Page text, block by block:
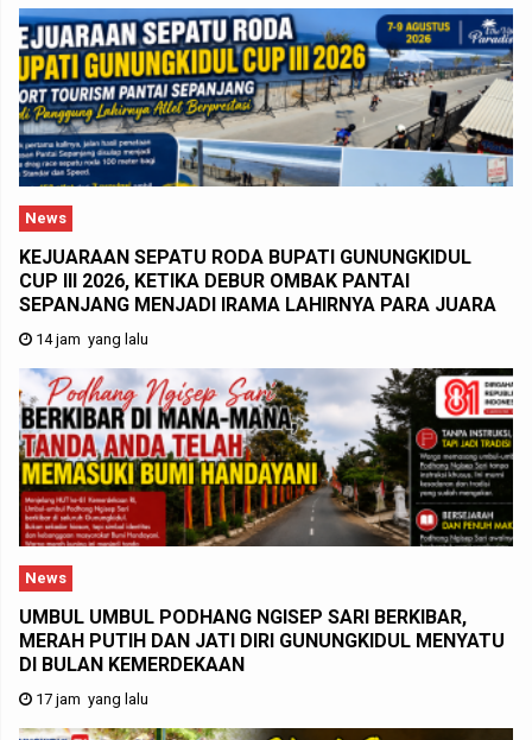
News
KEJUARAAN SEPATU RODA BUPATI GUNUNGKIDUL
CUP III 2026, KETIKA DEBUR OMBAK PANTAI
SEPANJANG MENJADI IRAMA LAHIRNYA PARA JUARA
14 jam yang lalu
News
UMBUL UMBUL PODHANG NGISEP SARI BERKIBAR,
MERAH PUTIH DAN JATI DIRI GUNUNGKIDUL MENYATU
DI BULAN KEMERDEKAAN
17 jam yang lalu